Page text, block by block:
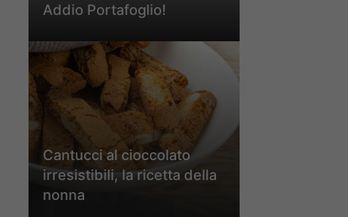
Addio Portafoglio!
Cantucci al cioccolato
irresistibili, la ricetta della
nonna